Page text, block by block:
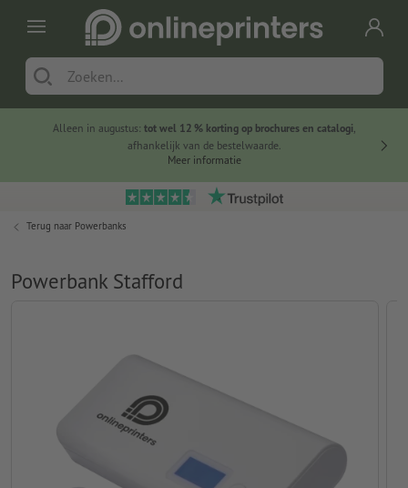
Alleen in augustus: tot wel 12 % korting op brochures en catalogi,
afhankelijk van de bestelwaarde.
Meer informatie
Terug naar Powerbanks
Powerbank Stafford